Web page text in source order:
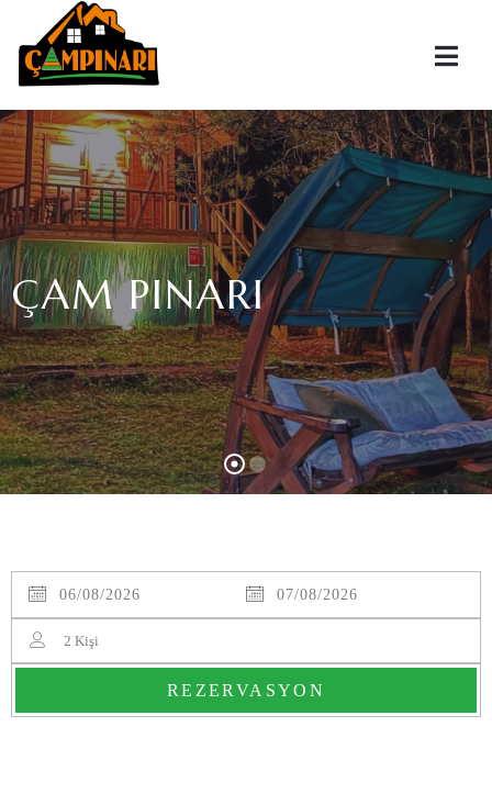
ÇAM PINARI
2 Kişi
REZERVASYON